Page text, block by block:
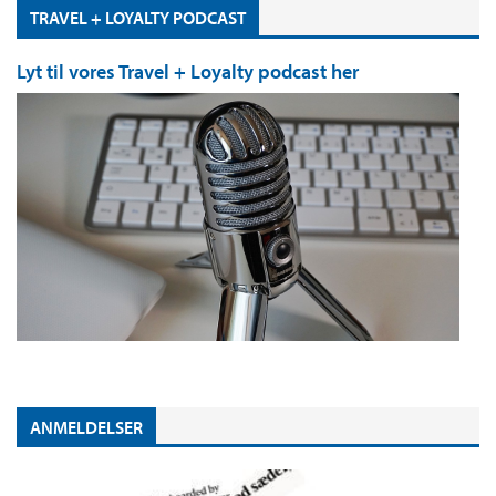
TRAVEL + LOYALTY PODCAST
Lyt til vores Travel + Loyalty podcast her
ANMELDELSER